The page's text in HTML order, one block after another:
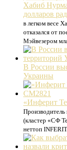
Хабиб
долларов
в легком весе
отказался от
Мэйвезером
В России
Украины
«Инферит
(кластер «СФ
неттоп